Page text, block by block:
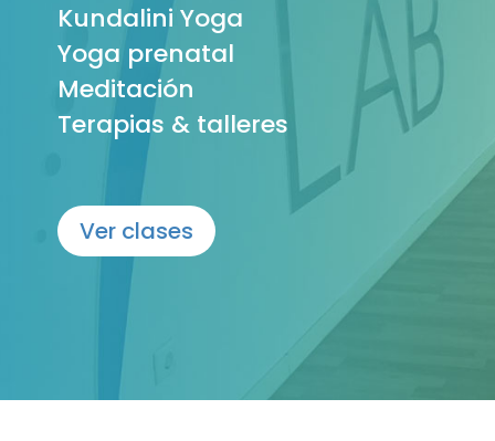
Kundalini Yoga
Yoga prenatal
Meditación
Terapias & talleres
Ver clases